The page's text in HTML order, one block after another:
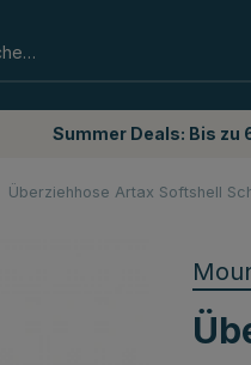
Summer Deals: Bis zu
Überziehhose Artax Softshell